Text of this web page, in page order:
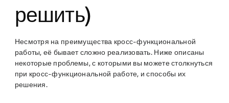
решить)
Несмотря на преимущества кросс-функциональной
работы, её бывает сложно реализовать. Ниже описаны
некоторые проблемы, с которыми вы можете столкнуться
при кросс-функциональной работе, и способы их
решения.